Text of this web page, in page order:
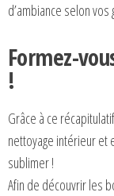
d’ambiance selon vos
Formez-
!
Grâce à ce
nettoyage intérieur
sublimer !
Afin de découvrir les